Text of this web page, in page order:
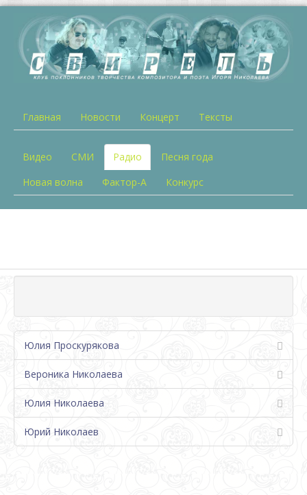
Главная Новости Концерт Тексты
Видео СМИ Радио
Песня года
Новая волна
Фактор-А Конкурс
Юлия Проскурякова
Вероника Николаева
Юлия Николаева
Юрий Николаев